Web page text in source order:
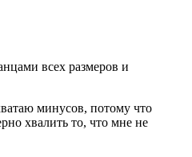
всех размеров и
минусов, потому что
хвалить то, что мне не